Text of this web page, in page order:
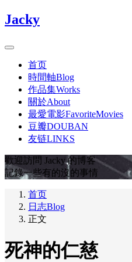
Jacky
首页
時間軸Blog
作品集Works
關於About
最愛電影FavoriteMovies
豆瓣DOUBAN
友链LINKS
歡迎訪問 Jacky 的博客
記錄一些有的沒的事情
首页
日志Blog
正文
死神的仁慈